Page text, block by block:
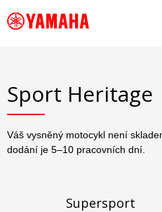
Sport Heritage
Váš vysněný motocykl není
dodání je 5–10 pracovních dní.
Supersport